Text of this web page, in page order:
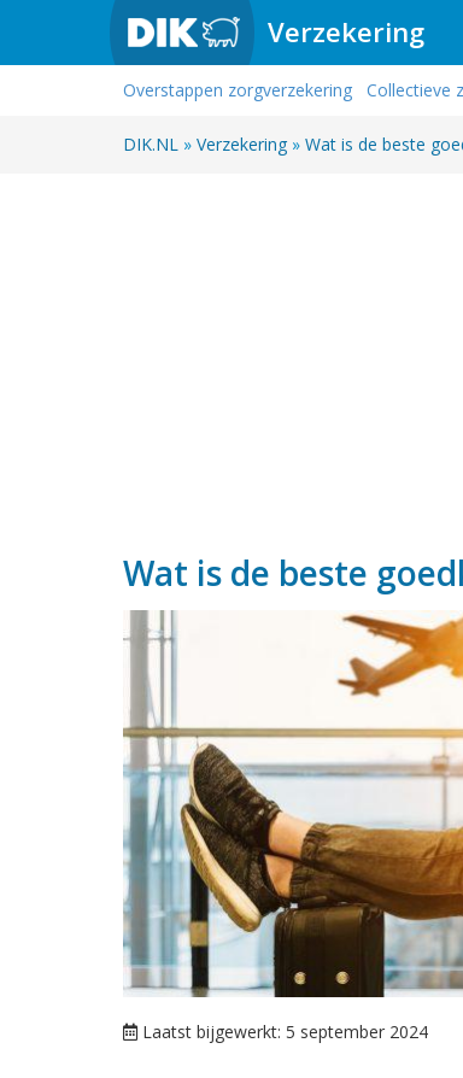
Verzekering
Overstappen zorgverzekering Collectieve
DIK.NL » Verzekering » Wat is de beste
Wat is de beste
Laatst bijgewerkt: 5 september 2024